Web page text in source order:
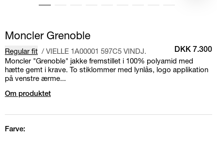
Moncler Grenoble
Regular fit / VIELLE 1A00001 597C5 VINDJ. DKK 7.300
Moncler "Grenoble" jakke fremstillet i 100% polyamid med
hætte gemt i krave. To stiklommer med lynlås, logo applikation
på venstre ærme...
Om produktet
Farve: